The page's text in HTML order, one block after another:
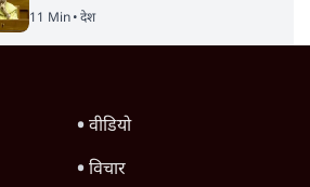
11 Min• देश
वीडियो
विचार